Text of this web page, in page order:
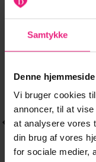
Samtykke
Denne
Vi bruger cookies
annoncer, til at
at analysere vores
din brug af vores
for sociale medier,
NYHED